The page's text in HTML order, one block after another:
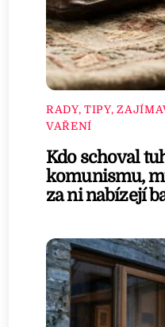
RADY, TIPY,
VAŘENÍ
Kdo schoval
komunismu,
za ni nabízejí